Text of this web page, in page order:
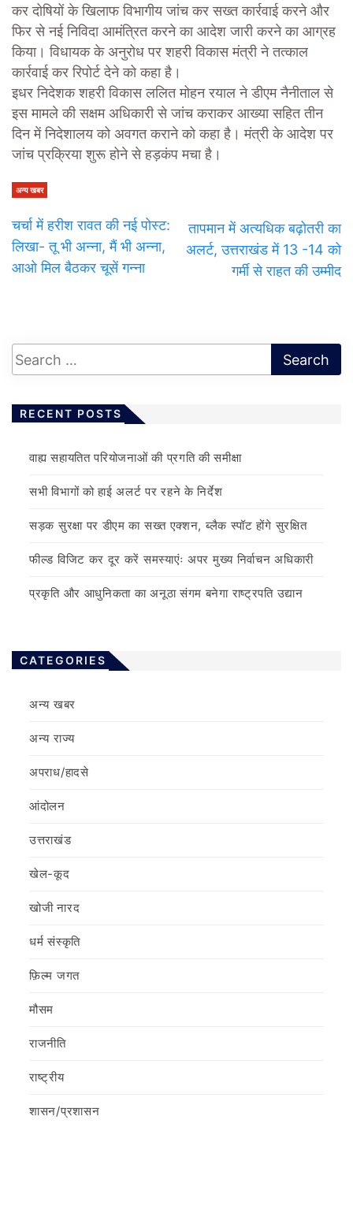
कर दोषियों के खिलाफ विभागीय जांच कर सख्त कार्रवाई करने और
फिर से नई निविदा आमंत्रित करने का आदेश जारी करने का आग्रह
किया। विधायक के अनुरोध पर शहरी विकास मंत्री ने तत्काल
कार्रवाई कर रिपोर्ट देने को कहा है।
इधर निदेशक शहरी विकास ललित मोहन रयाल ने डीएम नैनीताल से
इस मामले की सक्षम अधिकारी से जांच कराकर आख्या सहित तीन
दिन में निदेशालय को अवगत कराने को कहा है। मंत्री के आदेश पर
जांच प्रक्रिया शुरू होने से हड़कंप मचा है।
अन्य खबर
चर्चा में हरीश रावत की नई पोस्ट:
लिखा- तू भी अन्ना, मैं भी अन्ना,
आओ मिल बैठकर चूसें गन्ना
तापमान में अत्यधिक बढ़ोतरी का
अलर्ट, उत्तराखंड में 13 -14 को
गर्मी से राहत की उम्मीद
RECENT POSTS
वाह्य सहायतित परियोजनाओं की प्रगति की समीक्षा
सभी विभागों को हाई अलर्ट पर रहने के निर्देश
सड़क सुरक्षा पर डीएम का सख्त एक्शन, ब्लैक स्पॉट होंगे सुरक्षित
फील्ड विजिट कर दूर करें समस्याएंः अपर मुख्य निर्वाचन अधिकारी
प्रकृति और आधुनिकता का अनूठा संगम बनेगा राष्ट्रपति उद्यान
CATEGORIES
अन्य खबर
अन्य राज्य
अपराध/हादसे
आंदोलन
उत्तराखंड
खेल-कूद
खोजी नारद
धर्म संस्कृति
फ़िल्‍म जगत
मौसम
राजनीति
राष्ट्रीय
शासन/प्रशासन